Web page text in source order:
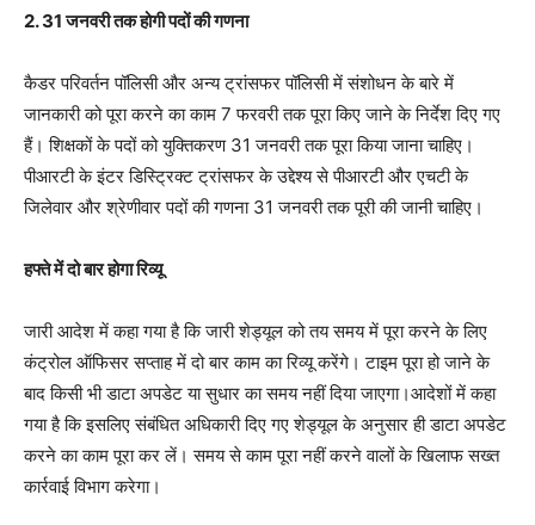
2. 31 जनवरी तक होगी पदों की गणना
कैडर परिवर्तन पॉलिसी और अन्य ट्रांसफर पॉलिसी में संशोधन के बारे में
जानकारी को पूरा करने का काम 7 फरवरी तक पूरा किए जाने के निर्देश दिए गए
हैं। शिक्षकों के पदों को युक्तिकरण 31 जनवरी तक पूरा किया जाना चाहिए।
पीआरटी के इंटर डिस्ट्रिक्ट ट्रांसफर के उद्देश्य से पीआरटी और एचटी के
जिलेवार और श्रेणीवार पदों की गणना 31 जनवरी तक पूरी की जानी चाहिए।
हफ्ते में दो बार होगा रिव्यू
जारी आदेश में कहा गया है कि जारी शेड्यूल को तय समय में पूरा करने के लिए
कंट्रोल ऑफिसर सप्ताह में दो बार काम का रिव्यू करेंगे। टाइम पूरा हो जाने के
बाद किसी भी डाटा अपडेट या सुधार का समय नहीं दिया जाएगा।आदेशों में कहा
गया है कि इसलिए संबंधित अधिकारी दिए गए शेड्यूल के अनुसार ही डाटा अपडेट
करने का काम पूरा कर लें। समय से काम पूरा नहीं करने वालों के खिलाफ सख्त
कार्रवाई विभाग करेगा।